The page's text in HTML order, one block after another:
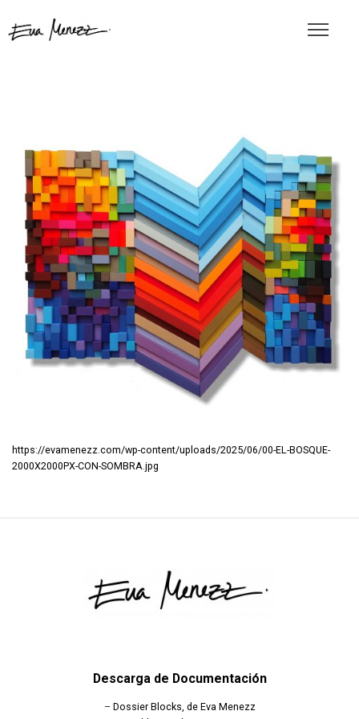
https://evamenezz.com/wp-content/uploads/2025/06/00-EL-BOSQUE-
2000X2000PX-CON-SOMBRA.jpg
Descarga de Documentación
– Dossier Blocks, de Eva Menezz